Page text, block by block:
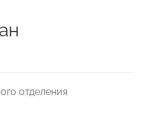
отделения